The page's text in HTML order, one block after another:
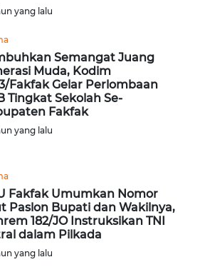
yang lalu
Semangat Juang
Muda, Kodim
Fakfak Gelar Perlombaan
Tingkat Sekolah Se-
Fakfak
yang lalu
Fakfak Umumkan Nomor
Paslon Bupati dan Wakilnya,
182/JO Instruksikan TNI
dalam Pilkada
yang lalu